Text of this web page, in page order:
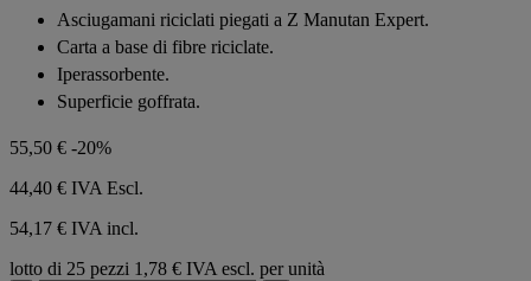
stelle.
Asciugamani riciclati piegati a Z Manutan Expert.
Carta a base di fibre riciclate.
Iperassorbente.
Superficie goffrata.
55,50 € -20%
44,40 € IVA Escl.
54,17 € IVA incl.
lotto di 25 pezzi 1,78 € IVA escl. per unità